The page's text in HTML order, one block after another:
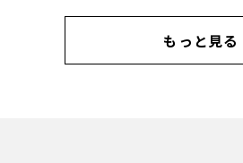
もっと見る